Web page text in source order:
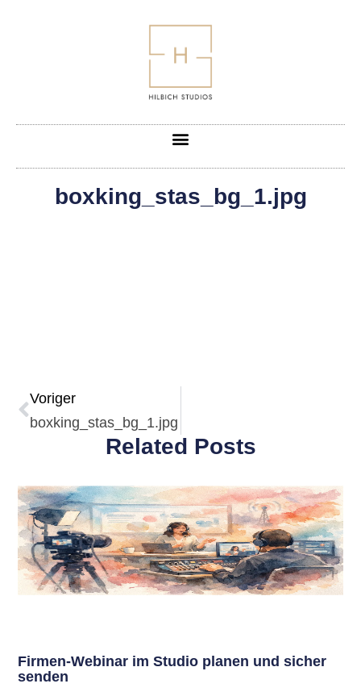
boxking_stas_bg_1.jpg
Voriger
boxking_stas_bg_1.jpg
Related Posts
Firmen-Webinar im Studio planen und sicher
senden